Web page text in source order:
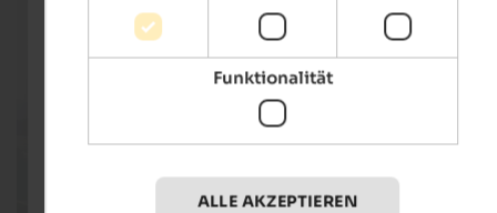
Funktionalität
ALLE AKZEPTIEREN